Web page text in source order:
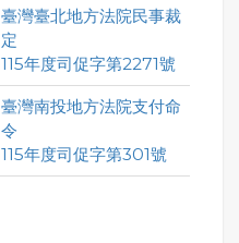
臺灣臺北地方法院民事裁
定
115年度司促字第2271號
臺灣南投地方法院支付命
令
115年度司促字第301號